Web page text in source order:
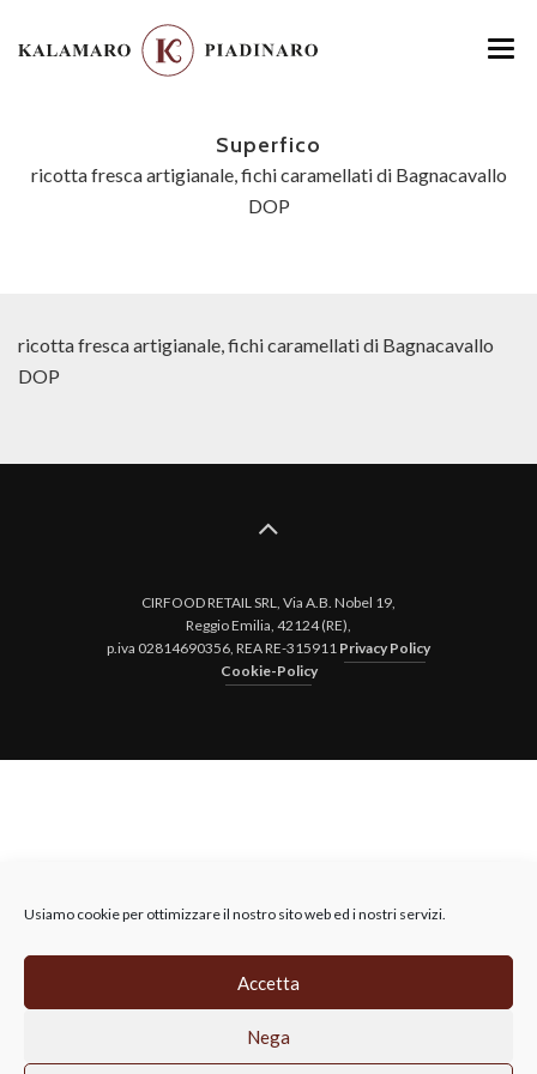
Usiamo cookie per ottimizzare il nostro sito web ed i nostri servizi.
Accetta
Nega
MENU
Superfico
ricotta fresca artigianale, fichi caramellati di Bagnacavallo
DOP
ricotta fresca artigianale, fichi caramellati di Bagnacavallo
DOP
CIRFOOD RETAIL SRL, Via A.B. Nobel 19,
Reggio Emilia, 42124 (RE),
p.iva 02814690356, REA RE-315911 Privacy Policy
Cookie-Policy